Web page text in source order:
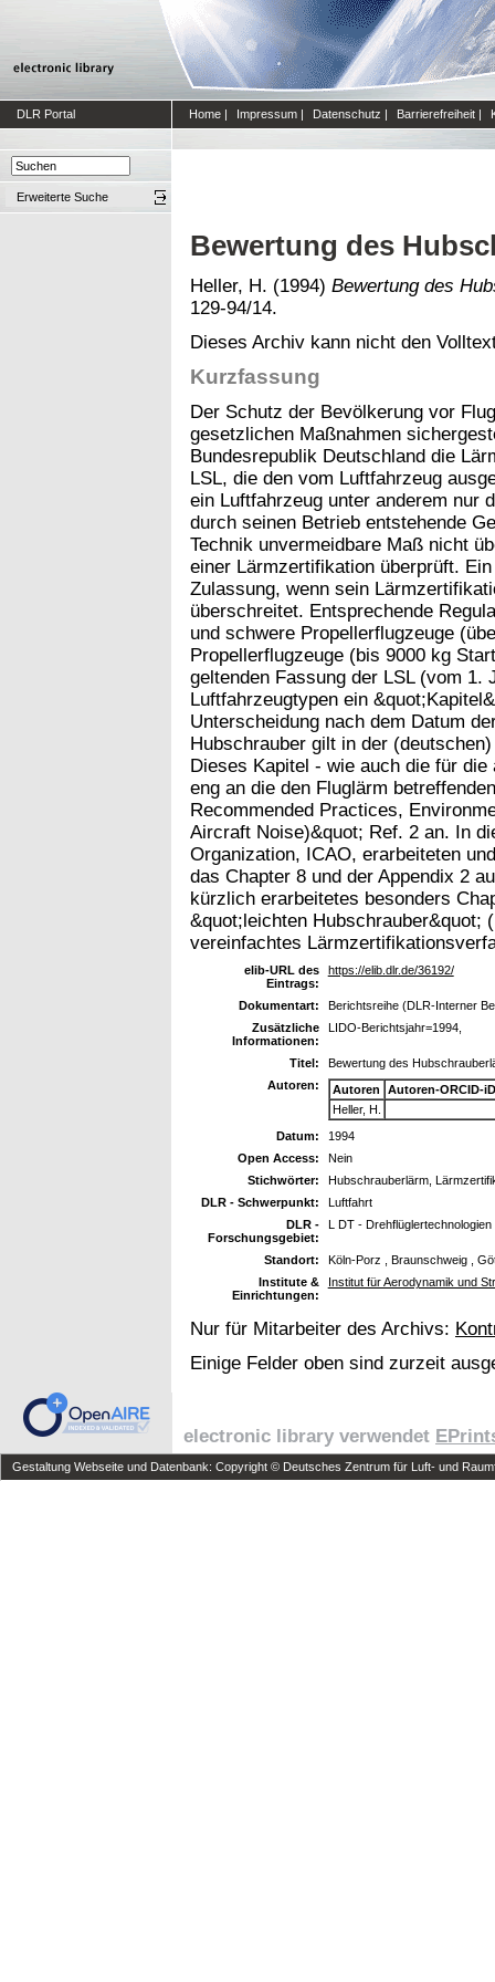
DLR Portal Home | Impressum | Datenschutz | Barrierefreiheit |
Erweiterte Suche
Bewertung des
Heller, H. (1994) Bewertung des
129-94/14.
Dieses Archiv kann nicht den
Kurzfassung
Der Schutz der Bevölkerung vor
gesetzlichen Maßnahmen
Bundesrepublik Deutschland die
LSL, die den vom Luftfahrzeug
ein Luftfahrzeug unter anderem nur
durch seinen Betrieb entstehende
Technik unvermeidbare Maß nicht
einer Lärmzertifikation überprüft.
Zulassung, wenn sein
überschreitet. Entsprechende
und schwere Propellerflugzeuge
Propellerflugzeuge (bis 9000 kg
geltenden Fassung der LSL (vom 1.
Luftfahrzeugtypen ein
Unterscheidung nach dem Datum
Hubschrauber gilt in der
Dieses Kapitel - wie auch die für
eng an die den Fluglärm
Recommended Practices,
Aircraft Noise)&quot; Ref. 2 an. In
Organization, ICAO, erarbeiteten
das Chapter 8 und der Appendix 2
kürzlich erarbeitetes besonders
&quot;leichten Hubschrauber&quot;
vereinfachtes
elib-URL des
Eintrags:
https://elib.dlr.de/36192/
Dokumentart:
Berichtsreihe (DLR-Interner
Zusätzliche
Informationen:
LIDO-Berichtsjahr=1994,
Titel:
Bewertung des
Autoren:
Autoren
Autoren-ORCID-iD
Heller, H.
Datum:
1994
Open Access:
Nein
Stichwörter:
Hubschrauberlärm,
DLR - Schwerpunkt:
Luftfahrt
DLR -
Forschungsgebiet:
L DT - Drehflüglertechnologien
Standort:
Köln-Porz , Braunschweig ,
Institute &
Einrichtungen:
Institut für Aerodynamik und
Nur für Mitarbeiter des Archivs:
Einige Felder oben sind zurzeit
electronic library verwendet
Gestaltung Webseite und Datenbank: Copyright © Deutsches Zentrum für Luft- und